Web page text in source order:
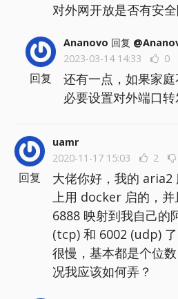
对外网开放是否有安
Ananovo 回复
2023-03-14 14:33
0
还有一点，如果家
必要设置对外端口
回复
uamr
2020-11-17 15:03
2
大佬你好，我的 aria2
上用 docker 启的，
6888 映射到我自己的
(tcp) 和 6002 (udp)
很慢，基本都是个位
况我应该如何弄？
回复